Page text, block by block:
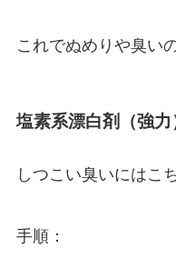
これでぬめりや臭い
塩素系漂白剤（強力
しつこい臭いにはこち
手順：